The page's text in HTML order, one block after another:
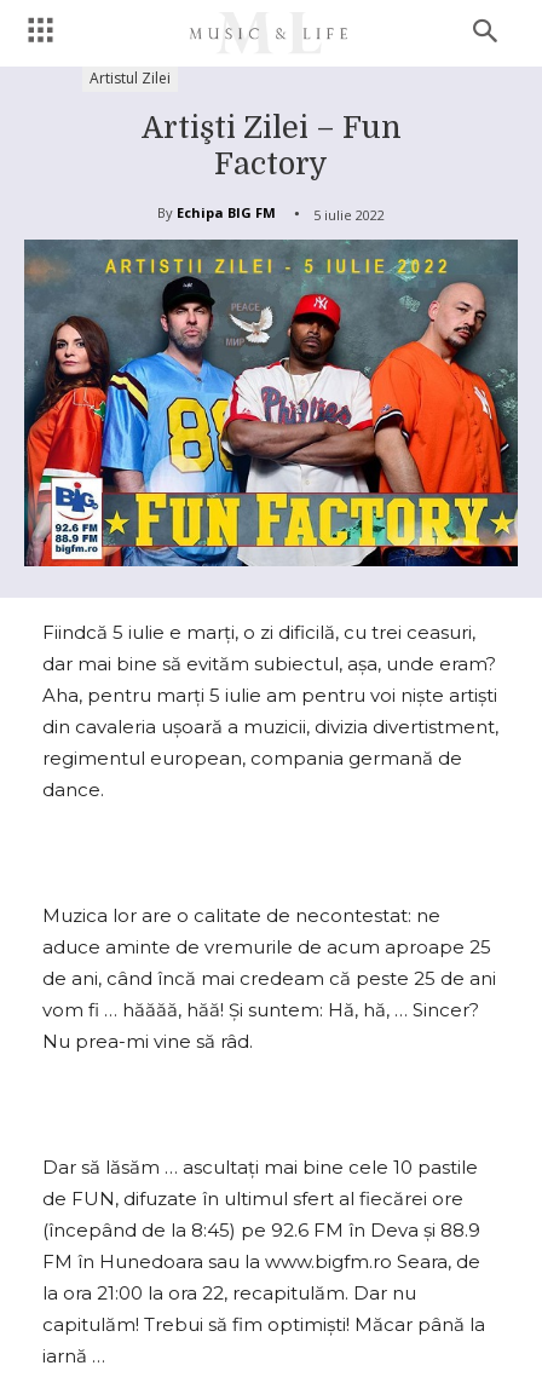
Artistul Zilei
Artişti Zilei – Fun
Factory
By Echipa BIG FM 5 iulie 2022
Fiindcă 5 iulie e marți, o zi dificilă, cu trei ceasuri,
dar mai bine să evităm subiectul, așa, unde eram?
Aha, pentru marți 5 iulie am pentru voi niște artişti
din cavaleria uşoară a muzicii, divizia divertistment,
regimentul european, compania germană de
dance.
Muzica lor are o calitate de necontestat: ne
aduce aminte de vremurile de acum aproape 25
de ani, când încă mai credeam că peste 25 de ani
vom fi … hăăăă, hăă! Și suntem: Hă, hă, … Sincer?
Nu prea-mi vine să râd.
Dar să lăsăm … ascultaţi mai bine cele 10 pastile
de FUN, difuzate în ultimul sfert al fiecărei ore
(începând de la 8:45) pe 92.6 FM în Deva şi 88.9
FM în Hunedoara sau la www.bigfm.ro Seara, de
la ora 21:00 la ora 22, recapitulăm. Dar nu
capitulăm! Trebui să fim optimiști! Măcar până la
iarnă …